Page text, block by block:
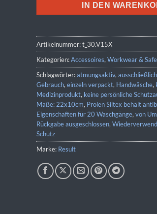
IN DEN
Artikelnummer:t_30.V15X
Kategorien:Accessoires,Workwear &
Schlagwörter:atmungsaktiv,
Gebrauch,einzeln verpackt, Handwäsche,
Medizinprodukt, keine persönliche
Maße: 22x10cm, Prolen Siltex behält
Eigenschaften für 20 Waschgänge,von
Rückgabe ausgeschlossen,
Schutz
Marke: Result